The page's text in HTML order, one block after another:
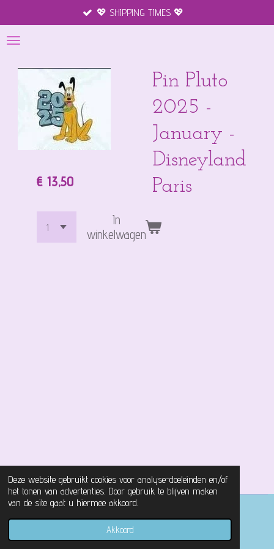
Deze website gebruikt cookies voor analyse-doeleinden en/of
het tonen van advertenties. Door gebruik te blijven maken
van de site gaat u hiermee akkoord.
Akkoord
direct
naar
hoofdinhoud
💖 SHIPPING TIMES 💖
Pin Pluto
2025 -
January -
Disneyland
Paris
€ 13,50
In
winkelwagen